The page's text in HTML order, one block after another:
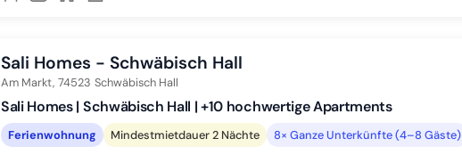
Sali Homes - Schwäbisch Hall
Am Markt, 74523 Schwäbisch Hall
Sali Homes | Schwäbisch Hall | +10 hochwertige Apartments
Ferienwohnung Mindestmietdauer 2 Nächte 8× Ganze Unterkünfte (4–8 Gäste)